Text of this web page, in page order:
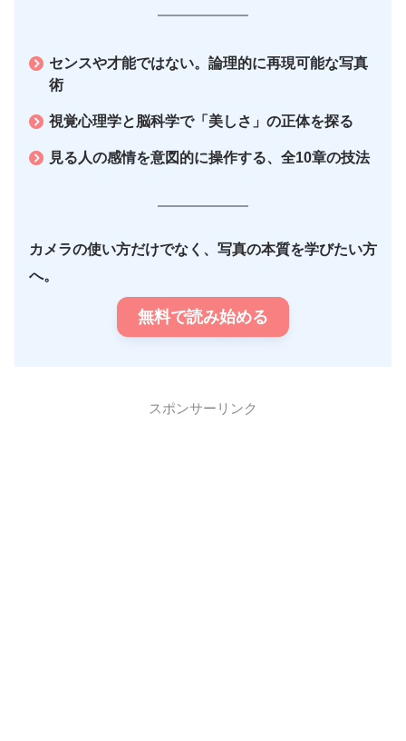
センスや才能ではない。論理的に再現可能な写真
術
視覚心理学と脳科学で「美しさ」の正体を探る
見る人の感情を意図的に操作する、全10章の技法
カメラの使い方だけでなく、写真の本質を学びたい方
へ。
無料で読み始める
スポンサーリンク